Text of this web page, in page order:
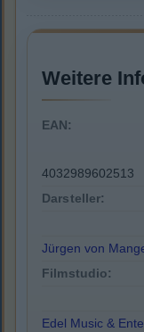
Weitere
EAN:
4032989602513
Darsteller:
Jürgen von
Filmstudio:
Edel Music &